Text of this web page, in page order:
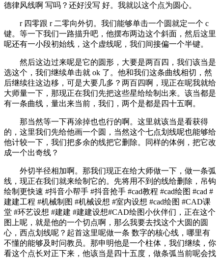
德律风线啊 写吗？还好没写 好。我就以这个点为圆心。
r 四零跟 r 二零向外切。我们能够单击一个圆就定一个 c
键。等一下我们一路描升吧，他摆布两边这个斜面，然后这里
呢还有一小段初始线，这个虚线呢，我们间接偏一个半键。
然后这边过来呢是它的圆形，大要是两百四，我们该当是
选这个，我们继续单击就 ok 了。他和我们这条曲线相切，然
后继续往这边移，可是大要几多？两百四啊，现正在呢我就给
大师量一下，那现正在我们先把这些星给绘制出来。该当都是
有一条曲线，量出来当前，我们，两个是都是四十五啊。
那当然等一下再涂掉也也行的啊。这里就该当是看获得
的，这里我们先给他画一个圆，当然这个七点划线呢也能够给
他计较一下，我们把多余的线把它删除。同样的体例，把它改
成一个出奇线？
外切半径相加啊。那我们现正在给大师做一下，做一条弧
线，现正在我们就来绘制它的。先将用不到的线给删除，吊钩
绘制更快速 #抖音小帮手 #抖音抢手 #cad教程 #cad绘图 #cad #
建建工程 #机械制图 #机械设想 #室内设想 #cad绘图 #CAD课
堂 #环艺设想 #建建 #建建设想#CAD绘图小伙伴们，正在这个
图上呢，就是他的一个切点啊，那么我要去找这个大圆的圆
心，西点划线呢？起首这里呢做一条 数字的核心线，哪里有
不懂的能够及时问教员。那申明他是一个柱体，我们继续，你
看这个点长对正下来，他该当是四十五度，做条弧当前呢会找